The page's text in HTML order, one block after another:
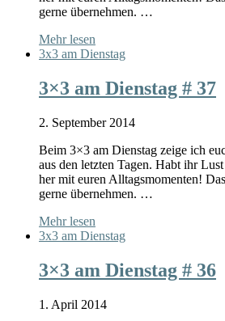
gerne übernehmen. …
Mehr lesen
3x3 am Dienstag
3×3 am Dienstag # 37
2. September 2014
Beim 3×3 am Dienstag zeige ich
aus den letzten Tagen. Habt ihr
her mit euren Alltagsmomenten!
gerne übernehmen. …
Mehr lesen
3x3 am Dienstag
3×3 am Dienstag # 36
1. April 2014